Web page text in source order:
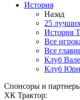
История
Назад
25
История
Все
Все
Клуб
Клуб
Спонсоры и
ХК Трактор: